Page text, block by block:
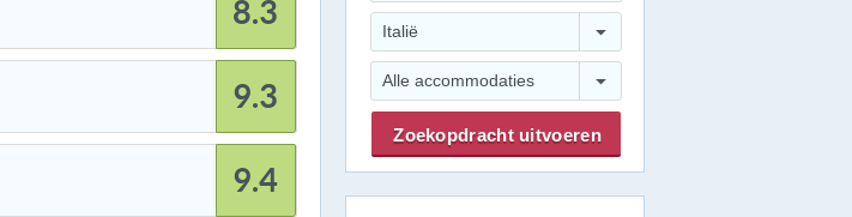
8.3
9.3
9.4
Italië
Alle accommodaties